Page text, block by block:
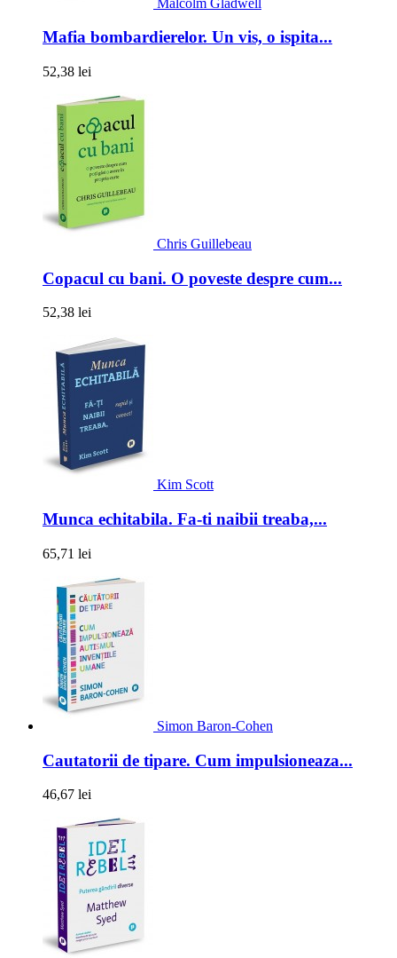
Mafia bombardierelor. Un vis, o ispita...
52,38 lei
Chris Guillebeau
Copacul cu bani. O poveste despre cum...
52,38 lei
Kim Scott
Munca echitabila. Fa-ti naibii treaba,...
65,71 lei
Simon Baron-Cohen
Cautatorii de tipare. Cum impulsioneaza...
46,67 lei